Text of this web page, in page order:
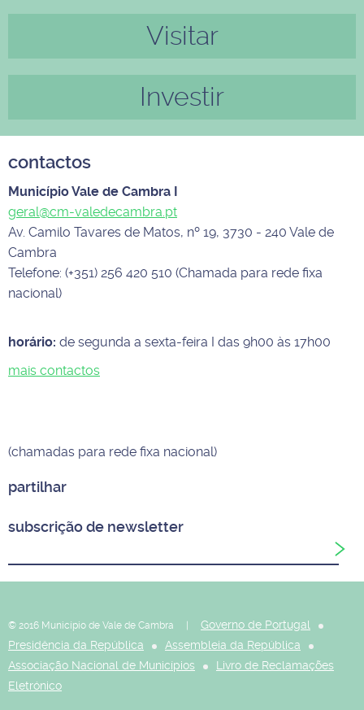
Visitar
Investir
contactos
Município Vale de Cambra I
geral@cm-valedecambra.pt
Av. Camilo Tavares de Matos, nº 19, 3730 - 240 Vale de
Cambra
Telefone: (+351) 256 420 510 (Chamada para rede fixa
nacional)
horário: de segunda a sexta-feira I das 9h00 às 17h00
mais contactos
(chamadas para rede fixa nacional)
partilhar
subscrição de newsletter
© 2016 Município de Vale de Cambra |
Governo de Portugal
Presidência da República
Assembleia da República
Associação Nacional de Municípios
Livro de Reclamações
Eletrónico